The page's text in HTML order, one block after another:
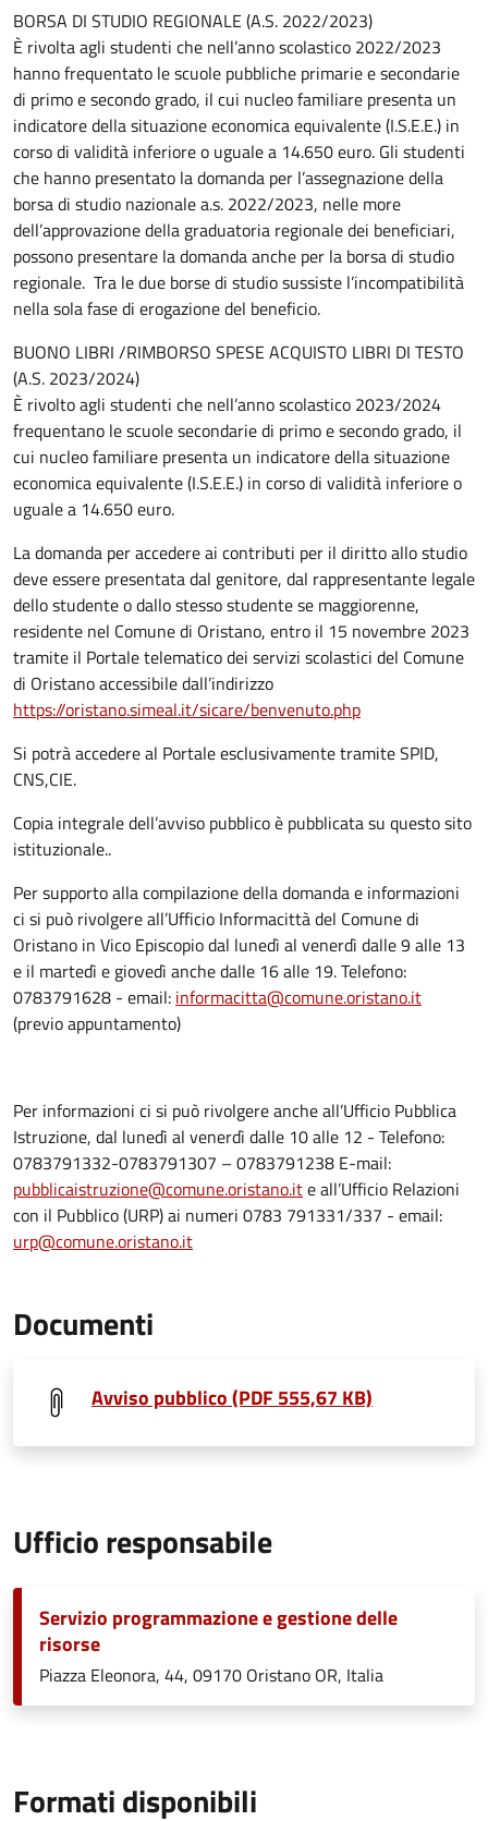
BORSA DI STUDIO REGIONALE (A.S. 2022/2023)
È rivolta agli studenti che nell’anno scolastico 2022/2023
hanno frequentato le scuole pubbliche primarie e secondarie
di primo e secondo grado, il cui nucleo familiare presenta un
indicatore della situazione economica equivalente (I.S.E.E.) in
corso di validità inferiore o uguale a 14.650 euro. Gli studenti
che hanno presentato la domanda per l’assegnazione della
borsa di studio nazionale a.s. 2022/2023, nelle more
dell’approvazione della graduatoria regionale dei beneficiari,
possono presentare la domanda anche per la borsa di studio
regionale. Tra le due borse di studio sussiste l’incompatibilità
nella sola fase di erogazione del beneficio.
BUONO LIBRI /RIMBORSO SPESE ACQUISTO LIBRI DI TESTO
(A.S. 2023/2024)
È rivolto agli studenti che nell’anno scolastico 2023/2024
frequentano le scuole secondarie di primo e secondo grado, il
cui nucleo familiare presenta un indicatore della situazione
economica equivalente (I.S.E.E.) in corso di validità inferiore o
uguale a 14.650 euro.
La domanda per accedere ai contributi per il diritto allo studio
deve essere presentata dal genitore, dal rappresentante legale
dello studente o dallo stesso studente se maggiorenne,
residente nel Comune di Oristano, entro il 15 novembre 2023
tramite il Portale telematico dei servizi scolastici del Comune
di Oristano accessibile dall’indirizzo
https://oristano.simeal.it/sicare/benvenuto.php
Si potrà accedere al Portale esclusivamente tramite SPID,
CNS,CIE.
Copia integrale dell’avviso pubblico è pubblicata su questo sito
istituzionale..
Per supporto alla compilazione della domanda e informazioni
ci si può rivolgere all’Ufficio Informacittà del Comune di
Oristano in Vico Episcopio dal lunedì al venerdì dalle 9 alle 13
e il martedì e giovedì anche dalle 16 alle 19. Telefono:
0783791628 - email: informacitta@comune.oristano.it
(previo appuntamento)
Per informazioni ci si può rivolgere anche all’Ufficio Pubblica
Istruzione, dal lunedì al venerdì dalle 10 alle 12 - Telefono:
0783791332-0783791307 – 0783791238 E-mail:
pubblicaistruzione@comune.oristano.ite all’Ufficio Relazioni
con il Pubblico (URP) ai numeri 0783 791331/337 - email:
urp@comune.oristano.it
Documenti
Avviso pubblico (PDF 555,67 KB)
Ufficio responsabile
Servizio programmazione e gestione delle
risorse
Piazza Eleonora, 44, 09170 Oristano OR, Italia
Formati disponibili